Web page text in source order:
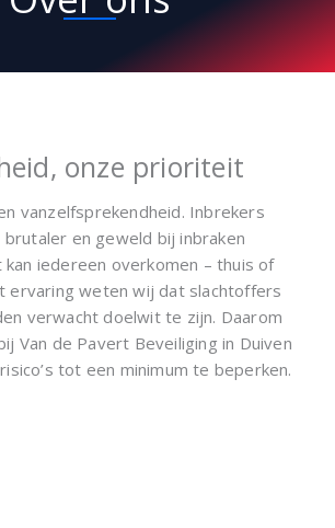
onze prioriteit
vanzelfsprekendheid. Inbrekers
en geweld bij inbraken
iedereen overkomen – thuis of
ervaring weten wij dat slachtoffers
verwacht doelwit te zijn. Daarom
Van de Pavert Beveiliging in Duiven
tot een minimum te beperken.